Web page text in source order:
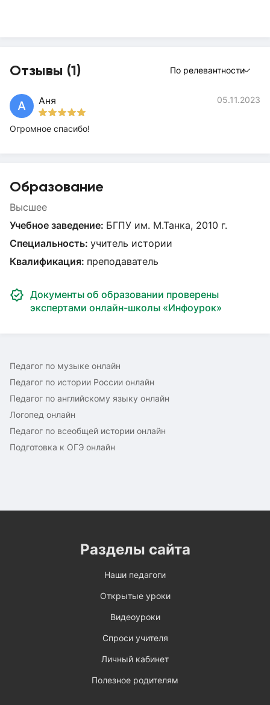
Отзывы (1) По релевантности
А Аня 05.11.2023
Огромное спасибо!
Образование
Высшее
Учебное заведение: БГПУ им. М.Танка, 2010 г.
Специальность: учитель истории
Квалификация: преподаватель
Документы об образовании проверены
экспертами онлайн-школы «Инфоурок»
Педагог по музыке онлайн
Педагог по истории России онлайн
Педагог по английскому языку онлайн
Логопед онлайн
Педагог по всеобщей истории онлайн
Подготовка к ОГЭ онлайн
Разделы сайта
Наши педагоги
Открытые уроки
Видеоуроки
Спроси учителя
Личный кабинет
Полезное родителям